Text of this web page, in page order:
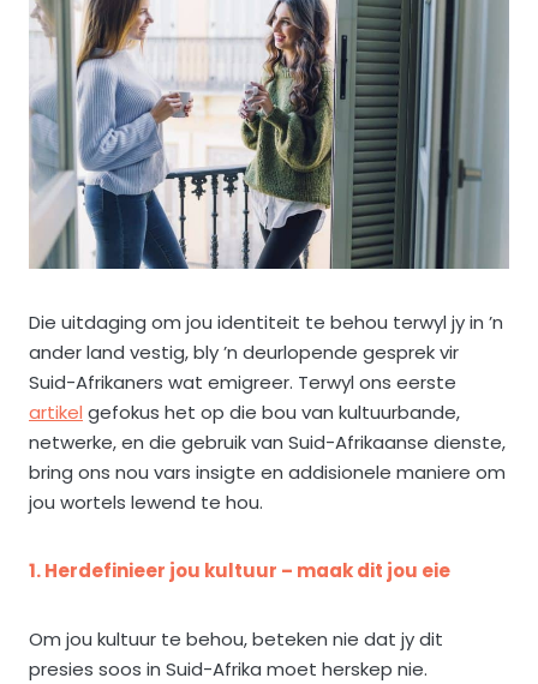
Die uitdaging om jou identiteit te behou terwyl jy in ’n
ander land vestig, bly ’n deurlopende gesprek vir
Suid-Afrikaners wat emigreer. Terwyl ons eerste
artikel gefokus het op die bou van kultuurbande,
netwerke, en die gebruik van Suid-Afrikaanse dienste,
bring ons nou vars insigte en addisionele maniere om
jou wortels lewend te hou.
1. Herdefinieer jou kultuur – maak dit jou eie
Om jou kultuur te behou, beteken nie dat jy dit
presies soos in Suid-Afrika moet herskep nie.